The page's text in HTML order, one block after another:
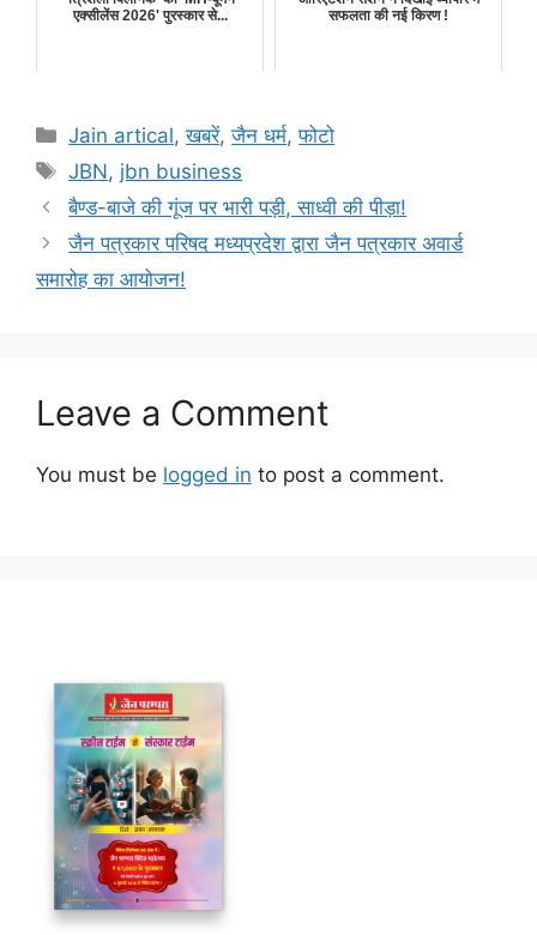
एक्सीलेंस 2026' पुरस्कार से...
सफलता की नई किरण !
Categories
Jain artical,खबरें,जैन धर्म,फोटो
Tags
JBN, jbn business
बैण्ड-बाजे की गूंज पर भारी पड़ी, साध्वी की पीड़ा!
जैन पत्रकार परिषद मध्यप्रदेश द्वारा जैन पत्रकार अवार्ड
समारोह का आयोजन!
Leave a Comment
You must be logged in to post a comment.